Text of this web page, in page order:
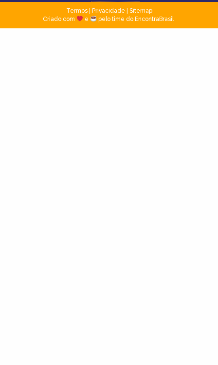
Termos| Privacidade
Sitemap
Criado com
e pelo time do EncontraBrasil